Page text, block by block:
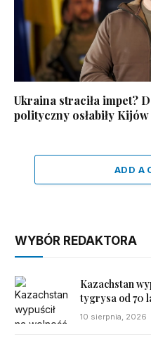
Ukraina straciła impet?
polityczny osłabiły
ADD A
WYBÓR REDAKTORA
Kazachstan
tygrysa od 70
10 sierpnia, 2026